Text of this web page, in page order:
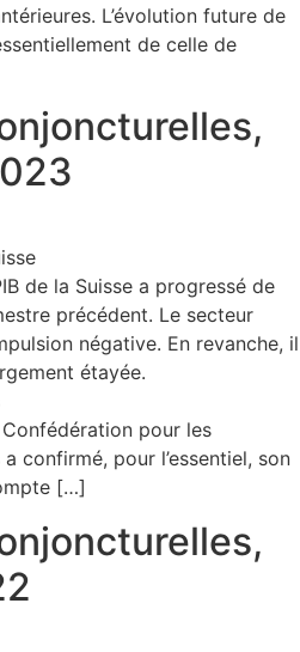
L’évolution future de
de celle de
de la Suisse a progressé de
précédent. Le secteur
négative. En revanche, il
étayée.
pour les
confirmé, pour l’essentiel, son
[…]